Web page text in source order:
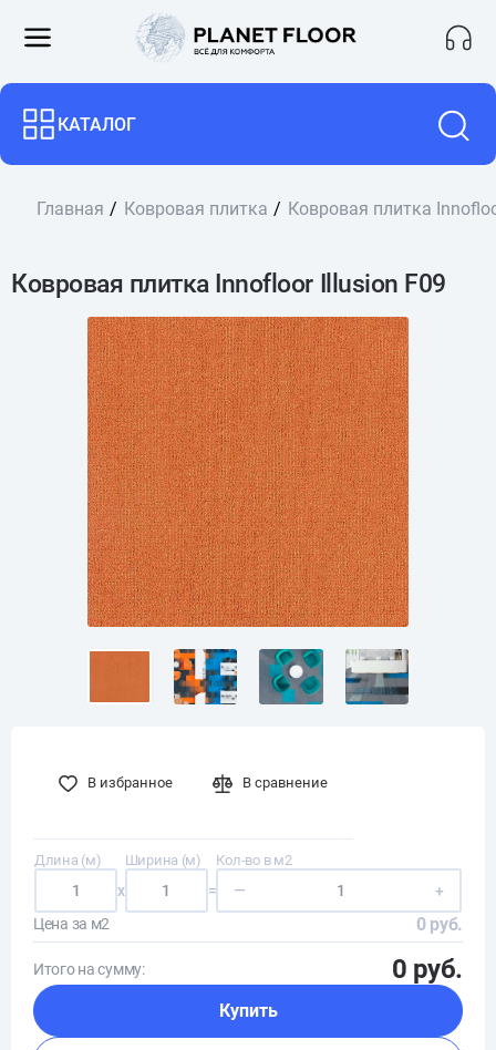
КАТАЛОГ
Главная Ковровая плитка Ковровая плитка
Ковровая плитка Innofloor Illusion F09
В избранное В сравнение
Длина (м)
x
Ширина (м)
=
Кол-во в м2
—
+
Цена за м2
0 руб.
Итого на сумму: 0 руб.
Купить